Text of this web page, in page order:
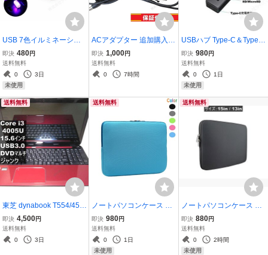
USB 7色イルミネーショ
ンランプ タッチボタン式
USBライト 手動切替 自動
切換 小型LEDライト 車内
照明 インテリアライト [9
即決 480円
送料無料
0
3日
未使用
ACアダプター 追加購入専
用 [93862]
即決 1,000円
送料無料
0
7時間
USBハブ Type-C＆Type-A
接続 USB3.0 USB2.0 Typ
e-C充電対応 SDカード Mi
croSDカード ブラック [96
412]
即決 980円
送料無料
0
1日
未使用
送料無料
東芝 dynabook T554/45L
R【Core i3 4005U】BIOS
表示可／USB3.0／HDMI
ジャンクPC 送料無料 [96
即決 4,500円
送料無料
0
3日
送料無料
ノートパソコンケース カ
バー 15.6インチ インナー
ケース ブルー パソコンバ
ッグ 送料無料 ＜新品＞ [9
6067]
即決 980円
送料無料
0
1日
未使用
送料無料
ノートパソコンケース カ
バー 13インチ インナーケ
ース ブラック パソコンバ
ッグ 送料無料 ＜新品＞ [9
5814]
即決 880円
送料無料
0
2時間
未使用